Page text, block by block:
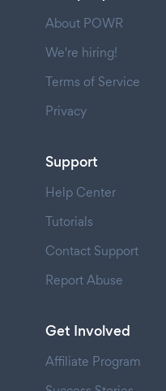
About POWR
We're hiring!
Terms of Service
Privacy
Support
Help Center
Tutorials
Contact Support
Report Abuse
Get Involved
Affiliate Program